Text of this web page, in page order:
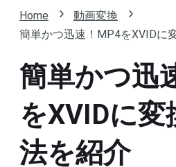
Home
動画変換
簡単かつ迅速！MP4をXVIDに
簡単かつ迅
をXVIDに
法を紹介